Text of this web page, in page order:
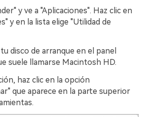
y ve a "Aplicaciones".󠀲󠀡󠀩󠀣󠀡󠀣󠀠󠀣󠀠󠀳󠀰 Haz clic en
y en la lista elige "Utilidad de
disco de arranque en el panel
suele llamarse Macintosh HD.󠀲󠀡󠀩󠀣󠀡󠀣󠀠󠀣󠀢󠀳
haz clic en la opción
que aparece en la parte superior